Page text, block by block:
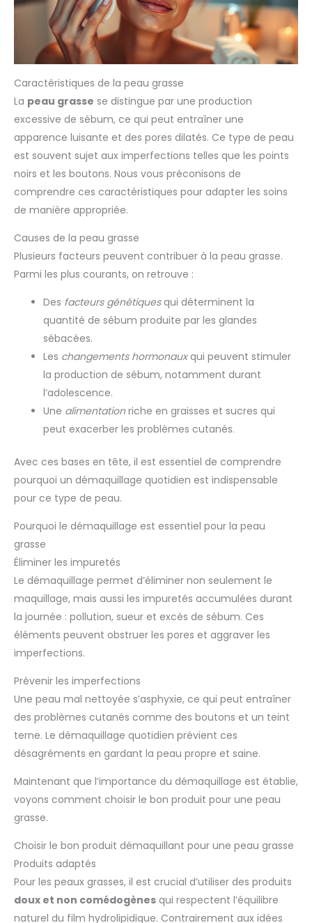
Caractéristiques de la peau grasse
La peau grasse se distingue par une production
excessive de sébum, ce qui peut entraîner une
apparence luisante et des pores dilatés. Ce type de peau
est souvent sujet aux imperfections telles que les points
noirs et les boutons. Nous vous préconisons de
comprendre ces caractéristiques pour adapter les soins
de manière appropriée.
Causes de la peau grasse
Plusieurs facteurs peuvent contribuer à la peau grasse.
Parmi les plus courants, on retrouve :
Des facteurs génétiquesqui déterminent la
quantité de sébum produite par les glandes
sébacées.
Les changements hormonauxqui peuvent stimuler
la production de sébum, notamment durant
l’adolescence.
Une alimentationriche en graisses et sucres qui
peut exacerber les problèmes cutanés.
Avec ces bases en tête, il est essentiel de comprendre
pourquoi un démaquillage quotidien est indispensable
pour ce type de peau.
Pourquoi le démaquillage est essentiel pour la peau
grasse
Éliminer les impuretés
Le démaquillage permet d’éliminer non seulement le
maquillage, mais aussi les impuretés accumulées durant
la journée : pollution, sueur et excès de sébum. Ces
éléments peuvent obstruer les pores et aggraver les
imperfections.
Prévenir les imperfections
Une peau mal nettoyée s’asphyxie, ce qui peut entraîner
des problèmes cutanés comme des boutons et un teint
terne. Le démaquillage quotidien prévient ces
désagréments en gardant la peau propre et saine.
Maintenant que l’importance du démaquillage est établie,
voyons comment choisir le bon produit pour une peau
grasse.
Choisir le bon produit démaquillant pour une peau grasse
Produits adaptés
Pour les peaux grasses, il est crucial d’utiliser des produits
doux et non comédogènes qui respectent l’équilibre
naturel du film hydrolipidique. Contrairement aux idées